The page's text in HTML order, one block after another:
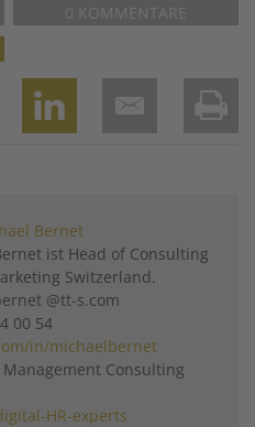
0 KOMMENTARE
Bernet
ist Head of Consulting
Switzerland.
@tt-s.com
00 54
in/michaelbernet
Consulting
HR-experts